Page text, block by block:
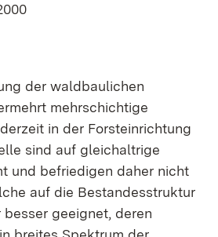
der waldbaulichen
mehrschichtige
in der Forsteinrichtung
sind auf gleichaltrige
und befriedigen daher nicht
auf die Bestandesstruktur
geeignet, deren